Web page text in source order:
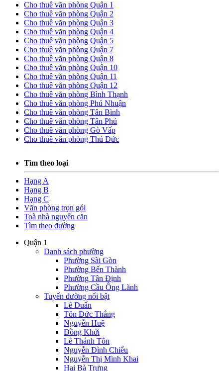
Cho thuê văn phòng Quận 1
Cho thuê văn phòng Quận 2
Cho thuê văn phòng Quận 3
Cho thuê văn phòng Quận 4
Cho thuê văn phòng Quận 5
Cho thuê văn phòng Quận 7
Cho thuê văn phòng Quận 8
Cho thuê văn phòng Quận 10
Cho thuê văn phòng Quận 11
Cho thuê văn phòng Quận 12
Cho thuê văn phòng Bình Thạnh
Cho thuê văn phòng Phú Nhuận
Cho thuê văn phòng Tân Bình
Cho thuê văn phòng Tân Phú
Cho thuê văn phòng Gò Vấp
Cho thuê văn phòng Thủ Đức
Tìm theo loại
Hạng A
Hạng B
Hạng C
Văn phòng trọn gói
Toà nhà nguyên căn
Tìm theo đường
Quận 1
Danh sách phường
Phường Sài Gòn
Phường Bến Thành
Phường Tân Định
Phường Cầu Ông Lãnh
Tuyến đường nổi bật
Lê Duẩn
Tôn Đức Thắng
Nguyễn Huệ
Đồng Khởi
Lê Thánh Tôn
Nguyễn Đình Chiểu
Nguyễn Thị Minh Khai
Hai Bà Trưng